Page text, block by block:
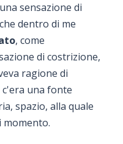
sensazione di
dentro di me
, come
di costrizione,
ragione di
una fonte
spazio, alla quale
momento.